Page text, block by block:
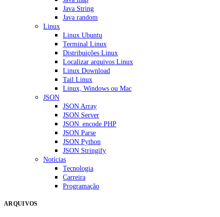
Java String
Java random
Linux
Linux Ubuntu
Terminal Linux
Distribuições Linux
Localizar arquivos Linux
Linux Download
Tail Linux
Linux, Windows ou Mac
JSON
JSON Array
JSON Server
JSON_encode PHP
JSON Parse
JSON Python
JSON Stringify
Notícias
Tecnologia
Carreira
Programação
ARQUIVOS